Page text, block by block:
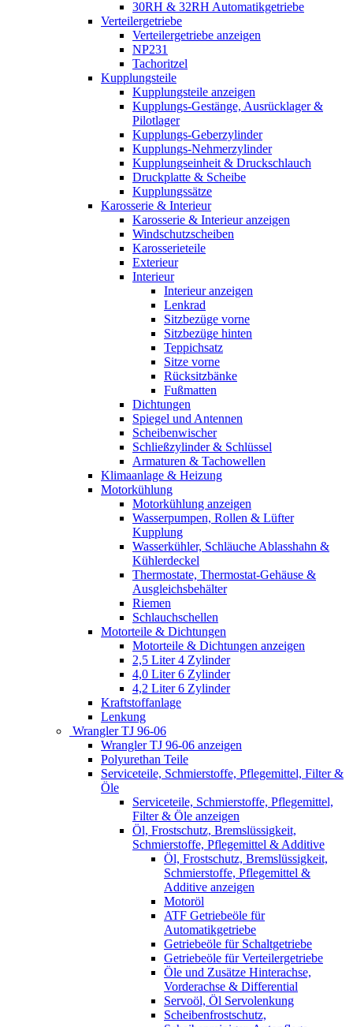
30RH & 32RH Automatikgetriebe
Verteilergetriebe
Verteilergetriebe anzeigen
NP231
Tachoritzel
Kupplungsteile
Kupplungsteile anzeigen
Kupplungs-Gestänge, Ausrücklager &
Pilotlager
Kupplungs-Geberzylinder
Kupplungs-Nehmerzylinder
Kupplungseinheit & Druckschlauch
Druckplatte & Scheibe
Kupplungssätze
Karosserie & Interieur
Karosserie & Interieur anzeigen
Windschutzscheiben
Karosserieteile
Exterieur
Interieur
Interieur anzeigen
Lenkrad
Sitzbezüge vorne
Sitzbezüge hinten
Teppichsatz
Sitze vorne
Rücksitzbänke
Fußmatten
Dichtungen
Spiegel und Antennen
Scheibenwischer
Schließzylinder & Schlüssel
Armaturen & Tachowellen
Klimaanlage & Heizung
Motorkühlung
Motorkühlung anzeigen
Wasserpumpen, Rollen & Lüfter
Kupplung
Wasserkühler, Schläuche Ablasshahn &
Kühlerdeckel
Thermostate, Thermostat-Gehäuse &
Ausgleichsbehälter
Riemen
Schlauchschellen
Motorteile & Dichtungen
Motorteile & Dichtungen anzeigen
2,5 Liter 4 Zylinder
4,0 Liter 6 Zylinder
4,2 Liter 6 Zylinder
Kraftstoffanlage
Lenkung
Wrangler TJ 96-06
Wrangler TJ 96-06 anzeigen
Polyurethan Teile
Serviceteile, Schmierstoffe, Pflegemittel, Filter &
Öle
Serviceteile, Schmierstoffe, Pflegemittel,
Filter & Öle anzeigen
Öl, Frostschutz, Bremslüssigkeit,
Schmierstoffe, Pflegemittel & Additive
Öl, Frostschutz, Bremslüssigkeit,
Schmierstoffe, Pflegemittel &
Additive anzeigen
Motoröl
ATF Getriebeöle für
Automatikgetriebe
Getriebeöle für Schaltgetriebe
Getriebeöle für Verteilergetriebe
Öle und Zusätze Hinterachse,
Vorderachse & Differential
Servoöl, Öl Servolenkung
Scheibenfrostschutz,